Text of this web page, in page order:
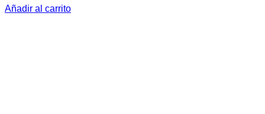
Añadir al carrito